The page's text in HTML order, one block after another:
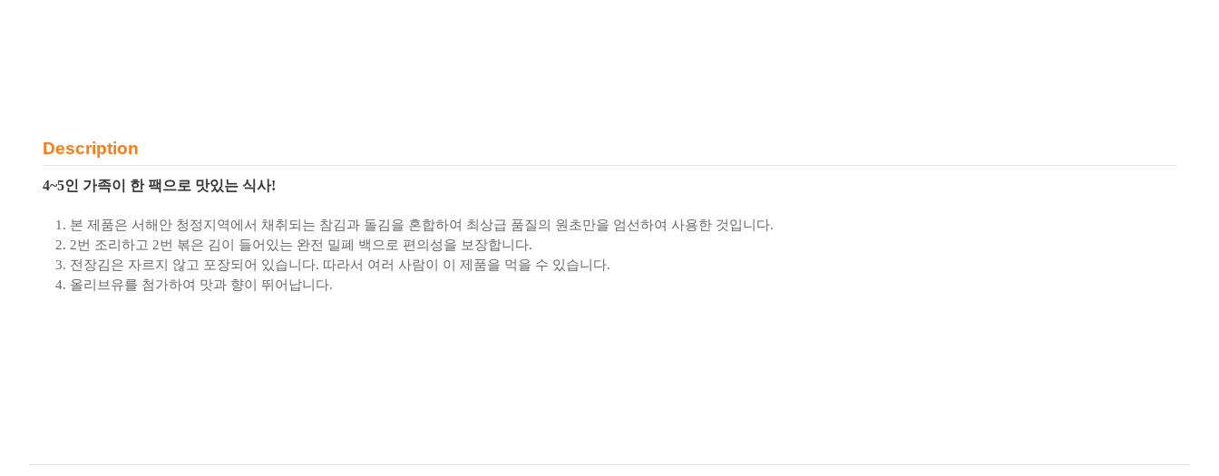
Description
4~5인 가족이 한 팩으로 맛있는 식사!
본 제품은 서해안 청정지역에서 채취되는 참김과 돌김을 혼합하여 최상급 품질의 원초만을 엄선하여 사용한 것입니다.
2번 조리하고 2번 볶은 김이 들어있는 완전 밀폐 백으로 편의성을 보장합니다.
전장김은 자르지 않고 포장되어 있습니다. 따라서 여러 사람이 이 제품을 먹을 수 있습니다.
올리브유를 첨가하여 맛과 향이 뛰어납니다.